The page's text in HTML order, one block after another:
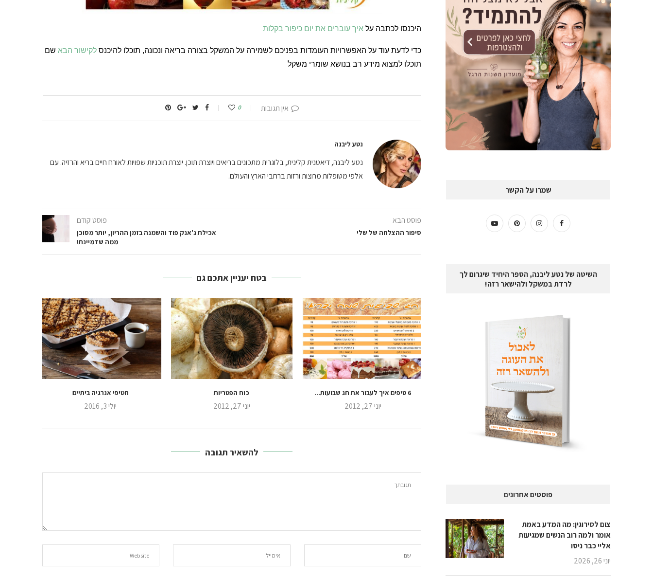
היכנסו לכתבה עלאיך עוברים את יום כיפור בקלות
כדי לדעת עוד על האפשרויות העומדות בפניכם לשמירה על המשקל בצורה בריאה ונכונה, תוכלו להיכנסלקישור הבא שם
תוכלו למצוא מידע רב בנושא שומרי משקל
אין תגובות 0
נטע ליבנה
נטע ליבנה, דיאטנית קלינית, בלוגרית מתכונים בריאים ויוצרת תוכן. יוצרת תוכניות שפויות לאורח חיים בריא והרזיה. עם
אלפי מטופלות מרוצות ורזות ברחבי הארץ והעולם.
פוסט קודם
אכילת ג'אנק פוד והשמנה בזמן ההריון, יותר מסוכן
ממה שדמיינת!
פוסט הבא
סיפור ההצלחה של שלי
בטח יעניין אתכם גם
6 טיפים איך לעבור את חג שבועות...
יוני 27, 2012
כוח הפטריות
יוני 27, 2012
חטיפי אנרגיה ביתיים
יולי 3, 2016
להשאיר תגובה
שמרו על הקשר
השיטה של נטע ליבנה, הספר היחיד שיגרום לך
לרדת במשקל ולהישאר רזה!
פוסטים אחרונים
צום לסירוגין: מה המדע באמת
אומר ולמה רוב הנשים שמגיעות
אליי כבר ניסו
יוני 26, 2026